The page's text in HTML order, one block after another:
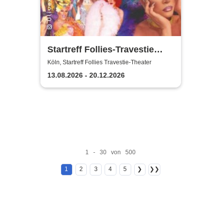
Startreff Follies-Travestie
Theater Köln
Köln, Startreff Follies Travestie-Theater
13.08.2026 - 20.12.2026
1 - 30 von 500
1 2 3 4 5 ❯ ❯❯